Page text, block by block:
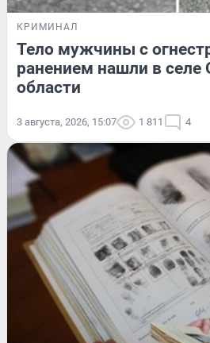
КРИМИНАЛ
Тело мужчины с
ранением нашли в селе
области
3 августа, 2026, 15:07 1 811 4